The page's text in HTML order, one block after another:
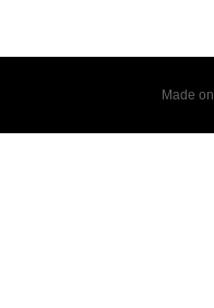
Made on